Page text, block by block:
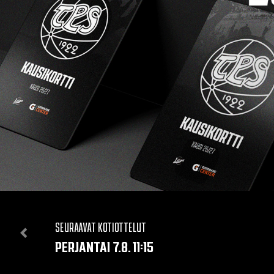
SEURAAVAT KOTIOTTELUT
PERJANTAI 7.8. 11:15